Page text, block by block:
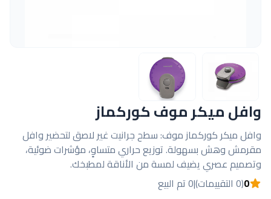
وافل ميكر موف كوركماز
وافل ميكر كوركماز موف: سطح جرانيت غير لاصق لتحضير وافل
مقرمش وهش بسهولة. توزيع حراري متساوٍ، مؤشرات ضوئية،
وتصميم عصري يضيف لمسة من الأناقة لمطبخك.
0(0 التقييمات) |0 تم البيع